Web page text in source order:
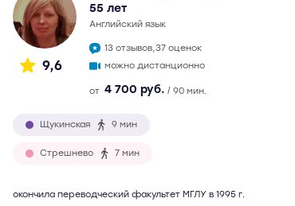
9,6
55 лет
английский язык
13 отзывов,37 оценок
можно дистанционно
от 4 700 руб. / 90 мин.
Щукинская 9 мин
Стрешнево 7 мин
окончила переводческий факультет МГЛУ в 1995 г.